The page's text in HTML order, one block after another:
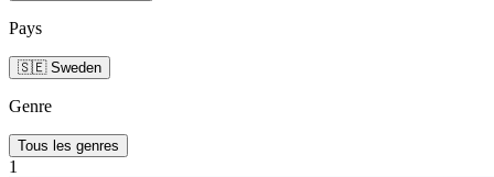
Pays
🇸🇪 Sweden
Genre
Tous les genres
1